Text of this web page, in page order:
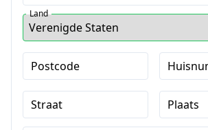
Land
Postcode
Straat Plaats